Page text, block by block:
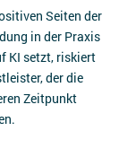
Seiten der
in der Praxis
KI setzt, riskiert
der die
Zeitpunkt